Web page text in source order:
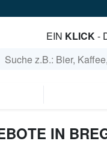
EIN KLICK-
IN